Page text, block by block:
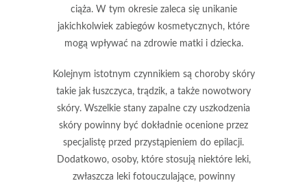
ciąża. W tym okresie zaleca się unikanie
jakichkolwiek zabiegów kosmetycznych, które
mogą wpływać na zdrowie matki i dziecka.
Kolejnym istotnym czynnikiem są choroby skóry
takie jak łuszczyca, trądzik, a także nowotwory
skóry. Wszelkie stany zapalne czy uszkodzenia
skóry powinny być dokładnie ocenione przez
specjalistę przed przystąpieniem do epilacji.
Dodatkowo, osoby, które stosują niektóre leki,
zwłaszcza leki fotouczulające, powinny